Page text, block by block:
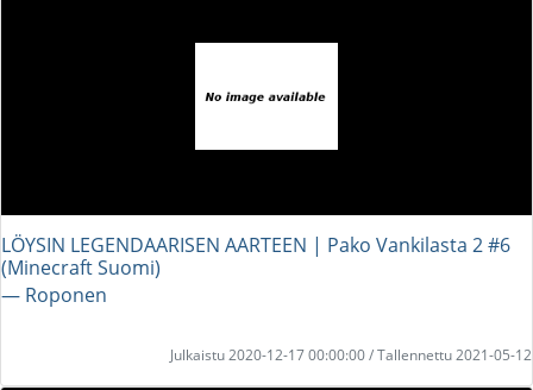
LÖYSIN LEGENDAARISEN AARTEEN | Pako Vankilasta 2 #6
(Minecraft Suomi)
― Roponen
Julkaistu 2020-12-17 00:00:00 / Tallennettu 2021-05-12